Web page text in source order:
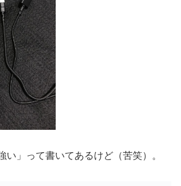
い」って書いてあるけど（苦笑）。